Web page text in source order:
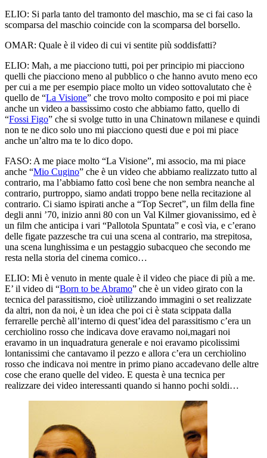
ELIO: Si parla tanto del tramonto del maschio, ma se ci fai caso la
scomparsa del maschio coincide con la scomparsa del borsello.
OMAR: Quale è il video di cui vi sentite più soddisfatti?
ELIO: Mah, a me piacciono tutti, poi per principio mi piacciono
quelli che piacciono meno al pubblico o che hanno avuto meno eco
per cui a me per esempio piace molto un video sottovalutato che è
quello de “La Visione” che trovo molto composito e poi mi piace
anche un video a bassissimo costo che abbiamo fatto, quello di
“Fossi Figo” che si svolge tutto in una Chinatown milanese e quindi
non te ne dico solo uno mi piacciono questi due e poi mi piace
anche un’altro ma te lo dico dopo.
FASO: A me piace molto “La Visione”, mi associo, ma mi piace
anche “Mio Cugino” che è un video che abbiamo realizzato tutto al
contrario, ma l’abbiamo fatto così bene che non sembra neanche al
contrario, purtroppo, siamo andati troppo bene nella recitazione al
contrario. Ci siamo ispirati anche a “Top Secret”, un film della fine
degli anni ’70, inizio anni 80 con un Val Kilmer giovanissimo, ed è
un film che anticipa i vari “Pallotola Spuntata” e così via, e c’erano
delle figate pazzesche tra cui una scena al contrario, ma strepitosa,
una scena lunghissima e un pestaggio subacqueo che secondo me
resta nella storia del cinema comico…
ELIO: Mi è venuto in mente quale è il video che piace di più a me.
E’ il video di “Born to be Abramo” che è un video girato con la
tecnica del parassitismo, cioè utilizzando immagini o set realizzate
da altri, non da noi, è un idea che poi ci è stata scippata dalla
ferrarelle perchè all’interno di quest’idea del parassitismo c’era un
cerchiolino rosso che indicava dove eravamo noi,magari noi
eravamo in un inquadratura generale e noi eravamo picolissimi
lontanissimi che cantavamo il pezzo e allora c’era un cerchiolino
rosso che indicava noi mentre in primo piano accadevano delle altre
cose che erano quelle del video. E questa è una tecnica per
realizzare dei video interessanti quando si hanno pochi soldi…